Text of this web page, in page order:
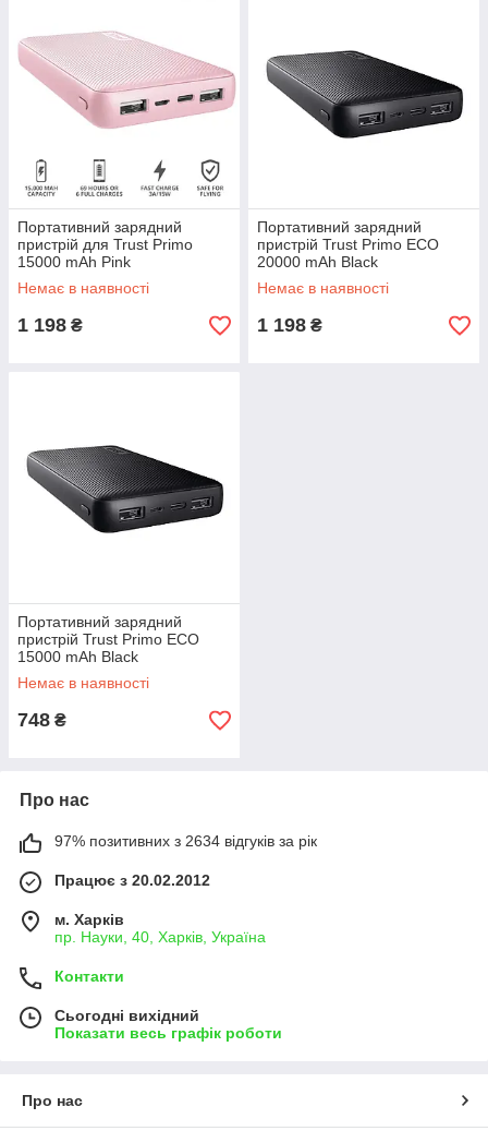
Портативний зарядний
пристрій для Trust Primo
15000 mAh Pink
Немає в наявності
1 198 ₴
Портативний зарядний
пристрій Trust Primo ECO
20000 mAh Black
Немає в наявності
1 198 ₴
Портативний зарядний
пристрій Trust Primo ECO
15000 mAh Black
Немає в наявності
748 ₴
Про нас
97% позитивних з 2634 відгуків за рік
Працює з 20.02.2012
м. Харків
пр. Науки, 40, Харків, Україна
Контакти
Сьогодні вихідний
Показати весь графік роботи
Про нас